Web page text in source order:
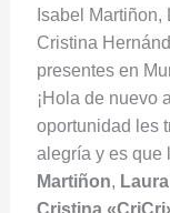
Isabel Martiñon,
Cristina
presentes en
¡Hola de nuevo
oportunidad les
alegría y es que
Martiñon,
Cristina